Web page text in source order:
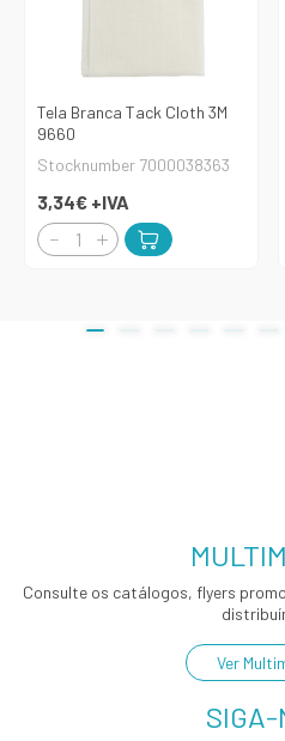
Tela Branca Tack Cloth 3M
9660
Stocknumber 7000038363
3,34€ +IVA
Consulte os catálogos, flyers
Ver
SIGA-